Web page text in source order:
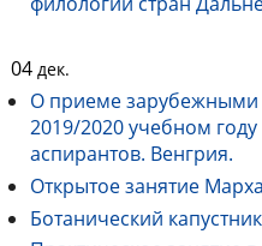
04 дек.
О приеме зарубежными
2019/2020 учебном году
аспирантов. Венгрия.
Открытое занятие
Ботанический